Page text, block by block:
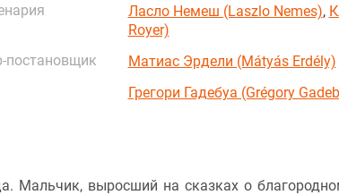
Ласло Немеш (Laszlo Nemes),
Royer)
постановщик
Матиас Эрдели (Mátyás Erdély)
Грегори Гадебуа (Grégory
Мальчик, выросший на сказках о